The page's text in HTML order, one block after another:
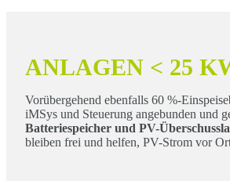
ANLAGEN < 25
Vorübergehend ebenfalls 60 %-
iMSys und Steuerung angebunden und
Batteriespeicher und PV-
bleiben frei und helfen, PV-Strom vor